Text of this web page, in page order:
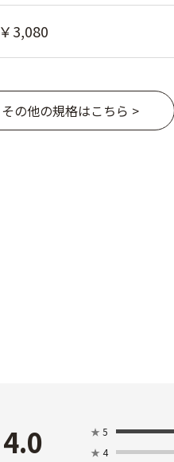
￥3,080
その他の規格はこちら >
4.0 ★ 5
★ 4